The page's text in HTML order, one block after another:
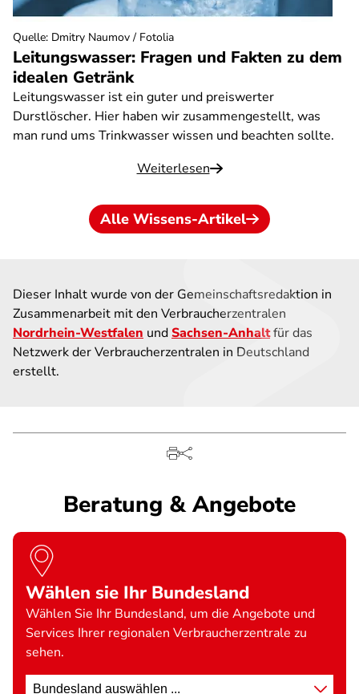
Leitungswasser: Fragen und Fakten zu dem
idealen Getränk
Leitungswasser ist ein guter und preiswerter
Durstlöscher. Hier haben wir zusammengestellt, was
man rund ums Trinkwasser wissen und beachten sollte.
Weiterlesen
Quelle: Dmitry Naumov / Fotolia
Alle Wissens-Artikel
Dieser Inhalt wurde von der Gemeinschaftsredaktion in
Zusammenarbeit mit den Verbraucherzentralen
Nordrhein-Westfalen undSachsen-Anhaltfür das
Netzwerk der Verbraucherzentralen in Deutschland
erstellt.
Beratung & Angebote
Wählen sie Ihr Bundesland
Wählen Sie Ihr Bundesland, um die Angebote und
Services Ihrer regionalen Verbraucherzentrale zu
sehen.
Standort